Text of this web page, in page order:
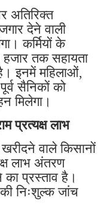
अतिरिक्त
देने वाली
कर्मियों के
हजार तक सहायता
है। इनमें महिलाओं,
सैनिकों को
मिलेगा।
प्रत्यक्ष लाभ
वाले किसानों
लाभ अंतरण
का प्रस्ताव है।
की निःशुल्क जांच